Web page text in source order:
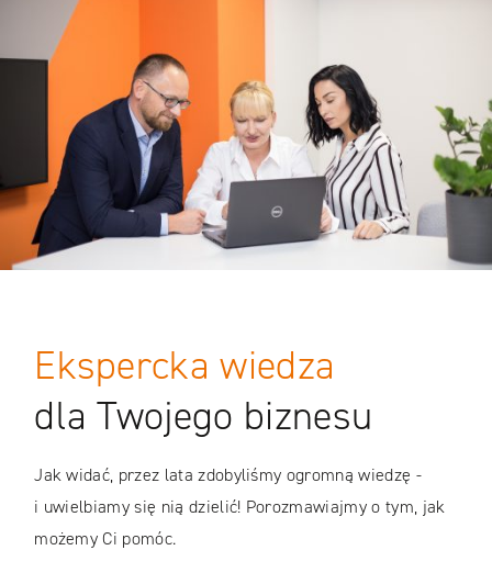
Ekspercka wiedza
dla Twojego biznesu
Jak widać, przez lata zdobyliśmy ogromną wiedzę -
i uwielbiamy się nią dzielić! Porozmawiajmy o tym, jak
możemy Ci pomóc.